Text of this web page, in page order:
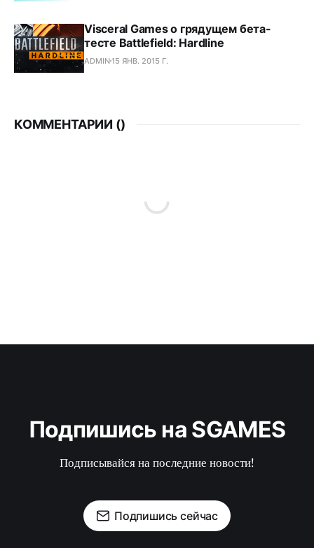
Visceral Games о грядущем бета-
тесте Battlefield: Hardline
ADMIN15 ЯНВ. 2015 Г.
КОММЕНТАРИИ ()
Подпишись на SGAMES
Подписывайся на последние новости!
Подпишись сейчас